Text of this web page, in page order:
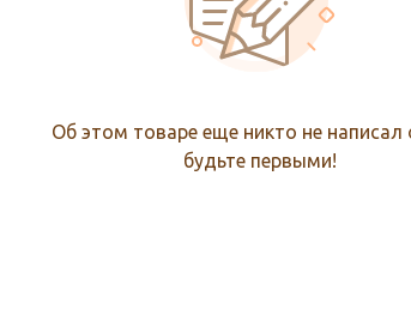
Об этом товаре еще никто не написал
будьте первыми!